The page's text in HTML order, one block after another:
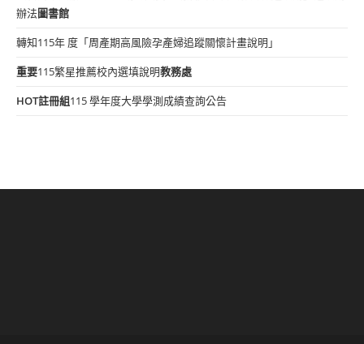
辦法圖書館
轉知115年 度「周產期高風險孕產婦追蹤關懷計畫說明」
重要115繁星推薦校內選填說明教務處
HOT註冊組115 學年度大學學測成績查詢公告